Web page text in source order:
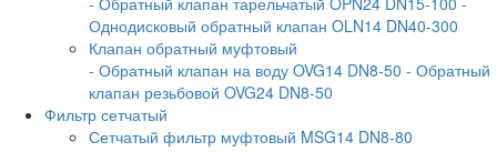
Однодисковый обратный клапан OLN14 DN40-300
Клапан обратный муфтовый
- Обратный клапан на воду OVG14 DN8-50 - Обратный
клапан резьбовой OVG24 DN8-50
Фильтр сетчатый
Сетчатый фильтр муфтовый MSG14 DN8-80